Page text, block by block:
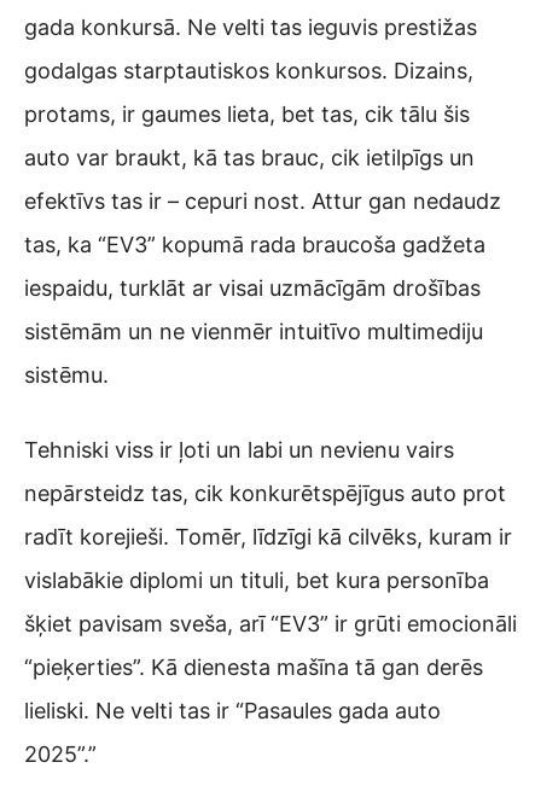
gada konkursā. Ne velti tas ieguvis prestižas
godalgas starptautiskos konkursos. Dizains,
protams, ir gaumes lieta, bet tas, cik tālu šis
auto var braukt, kā tas brauc, cik ietilpīgs un
efektīvs tas ir – cepuri nost. Attur gan nedaudz
tas, ka “EV3” kopumā rada braucoša gadžeta
iespaidu, turklāt ar visai uzmācīgām drošības
sistēmām un ne vienmēr intuitīvo multimediju
sistēmu.
Tehniski viss ir ļoti un labi un nevienu vairs
nepārsteidz tas, cik konkurētspējīgus auto prot
radīt korejieši. Tomēr, līdzīgi kā cilvēks, kuram ir
vislabākie diplomi un tituli, bet kura personība
šķiet pavisam sveša, arī “EV3” ir grūti emocionāli
“pieķerties”. Kā dienesta mašīna tā gan derēs
lieliski. Ne velti tas ir “Pasaules gada auto
2025”.”